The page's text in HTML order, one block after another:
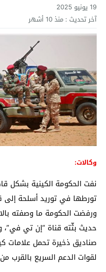
19 يونيو 2025
آخر تحديث : منذ 10 أشهر
وكالات:
نفت الحكومة الكينية بشكل
تورطها في توريد أسلحة إلى
ورفضت الحكومة ما وصفته
حديث بثّته قناة “إن تي
صناديق ذخيرة تحمل علامات
لقوات الدعم السريع بالقرب